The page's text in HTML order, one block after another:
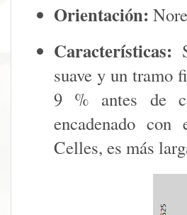
Orientación:
Características:
suave y un tramo
9 % antes de
encadenado
Celles, es más